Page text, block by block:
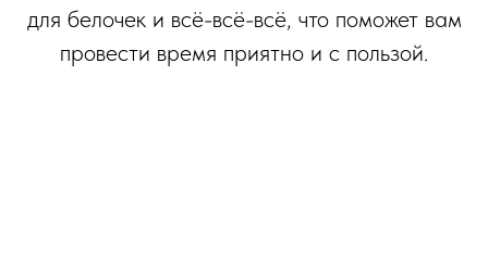
для белочек и всё-всё-всё, что поможет вам
провести время приятно и с пользой.